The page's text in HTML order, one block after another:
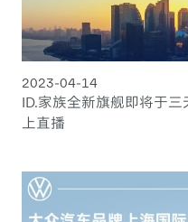
2023-04-14
ID.家族全新旗舰即将于
上直播